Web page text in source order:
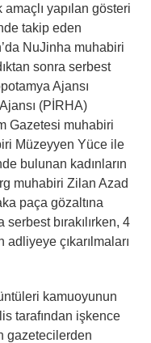
amaçlı yapılan gösteri
takip eden
NuJinha muhabiri
sonra serbest
Ajansı
(PİRHA)
Gazetesi muhabiri
Müzeyyen Yüce ile
bulunan kadınların
muhabiri Zilan Azad
paça gözaltına
bırakılırken, 4
çıkarılmaları
kamuoyunun
tarafından işkence
gazetecilerden